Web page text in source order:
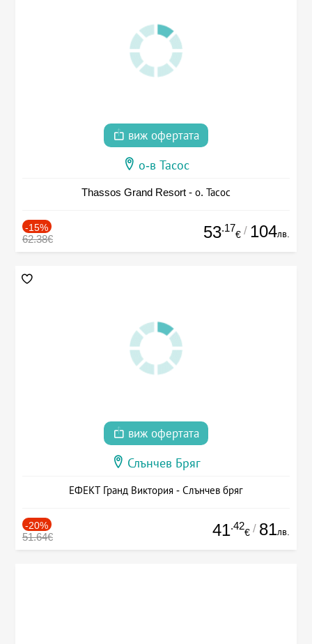
виж офертата
о-в Тасос
Thassos Grand Resort - о. Тасос
-15%
62.38€ 53.17
€ / 104лв.
виж офертата
Слънчев Бряг
ЕФЕКТ Гранд Виктория - Слънчев бряг
-20%
51.64€ 41.42
€ / 81лв.